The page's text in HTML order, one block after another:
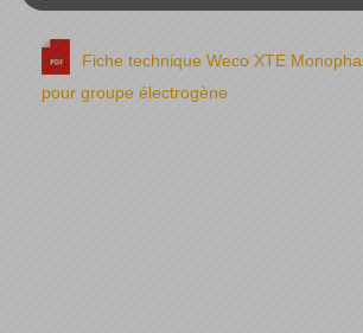
Fiche technique Weco XTE
pour groupe électrogène